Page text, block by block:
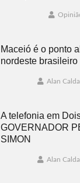
Maceió é o ponto
nordeste brasileiro
Alan
A telefonia em
GOVERNADOR
SIMON
Alan